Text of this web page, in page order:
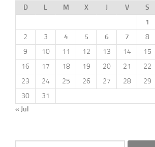
D
L M X J V
S
1
2
3 4 5 6 7
8
9
10 11 12 13 14
15
16
17 18 19 20 21
22
23
24 25 26 27 28
29
30
31
« Jul